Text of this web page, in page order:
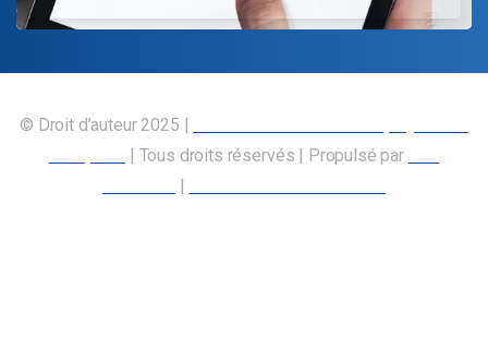
© Droit d’auteur 2025 |
| Tous droits réservés | Propulsé par